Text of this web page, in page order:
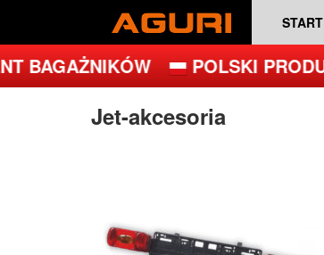
START
BAGAŻNIKÓW POLSKI
Jet-akcesoria